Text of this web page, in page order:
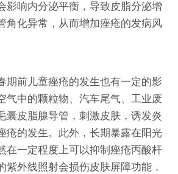
影响内分泌平衡，导致皮脂分泌增
角化异常，从而增加痤疮的发病风
期前儿童痤疮的发生也有一定的影
气中的颗粒物、汽车尾气、工业废
囊皮脂腺导管，刺激皮肤，诱发炎
疮的发生。此外，长期暴露在阳光
在一定程度上可以抑制痤疮丙酸杆
紫外线照射会损伤皮肤屏障功能，